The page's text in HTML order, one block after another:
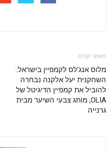
מאמר קודם
מלוס אנג'לס לקמפיין בישראל:
השחקנית יעל אלקנה נבחרה
להוביל את קמפיין הדיגיטל של
OLIA, מותג צבעי השיער מבית
גרנייה